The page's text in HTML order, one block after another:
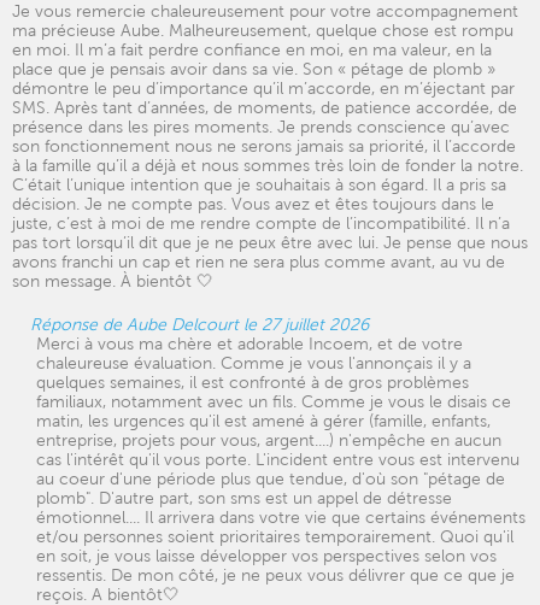
Je vous remercie chaleureusement pour votre accompagnement
ma précieuse Aube. Malheureusement, quelque chose est rompu
en moi. Il m’a fait perdre confiance en moi, en ma valeur, en la
place que je pensais avoir dans sa vie. Son « pétage de plomb »
démontre le peu d’importance qu’il m’accorde, en m’éjectant par
SMS. Après tant d’années, de moments, de patience accordée, de
présence dans les pires moments. Je prends conscience qu’avec
son fonctionnement nous ne serons jamais sa priorité, il l’accorde
à la famille qu’il a déjà et nous sommes très loin de fonder la notre.
C’était l’unique intention que je souhaitais à son égard. Il a pris sa
décision. Je ne compte pas. Vous avez et êtes toujours dans le
juste, c’est à moi de me rendre compte de l’incompatibilité. Il n’a
pas tort lorsqu’il dit que je ne peux être avec lui. Je pense que nous
avons franchi un cap et rien ne sera plus comme avant, au vu de
son message. À bientôt 🤍
Réponse de Aube Delcourt le 27 juillet 2026
Merci à vous ma chère et adorable Incoem, et de votre
chaleureuse évaluation. Comme je vous l'annonçais il y a
quelques semaines, il est confronté à de gros problèmes
familiaux, notamment avec un fils. Comme je vous le disais ce
matin, les urgences qu'il est amené à gérer (famille, enfants,
entreprise, projets pour vous, argent....) n'empêche en aucun
cas l'intérêt qu'il vous porte. L'incident entre vous est intervenu
au coeur d'une période plus que tendue, d'où son "pétage de
plomb". D'autre part, son sms est un appel de détresse
émotionnel.... Il arrivera dans votre vie que certains événements
et/ou personnes soient prioritaires temporairement. Quoi qu'il
en soit, je vous laisse développer vos perspectives selon vos
ressentis. De mon côté, je ne peux vous délivrer que ce que je
reçois. A bientôt🤍